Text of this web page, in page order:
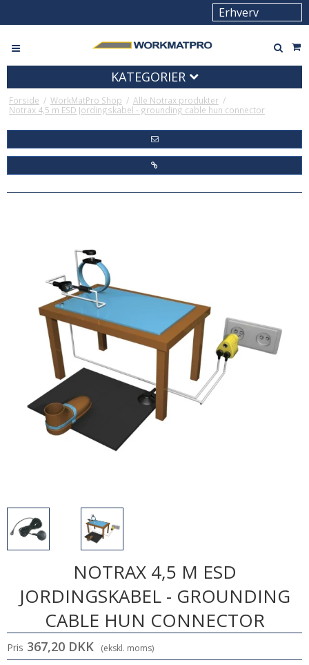
KATEGORIER
Forside / WorkMatPro Shop / Alle Notrax produkter /
Notrax 4,5 m ESD Jordingskabel - grounding cable hun connector
NOTRAX 4,5 M ESD
JORDINGSKABEL - GROUNDING
CABLE HUN CONNECTOR
Pris 367,20 DKK (ekskl. moms)